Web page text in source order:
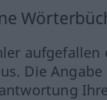
Die